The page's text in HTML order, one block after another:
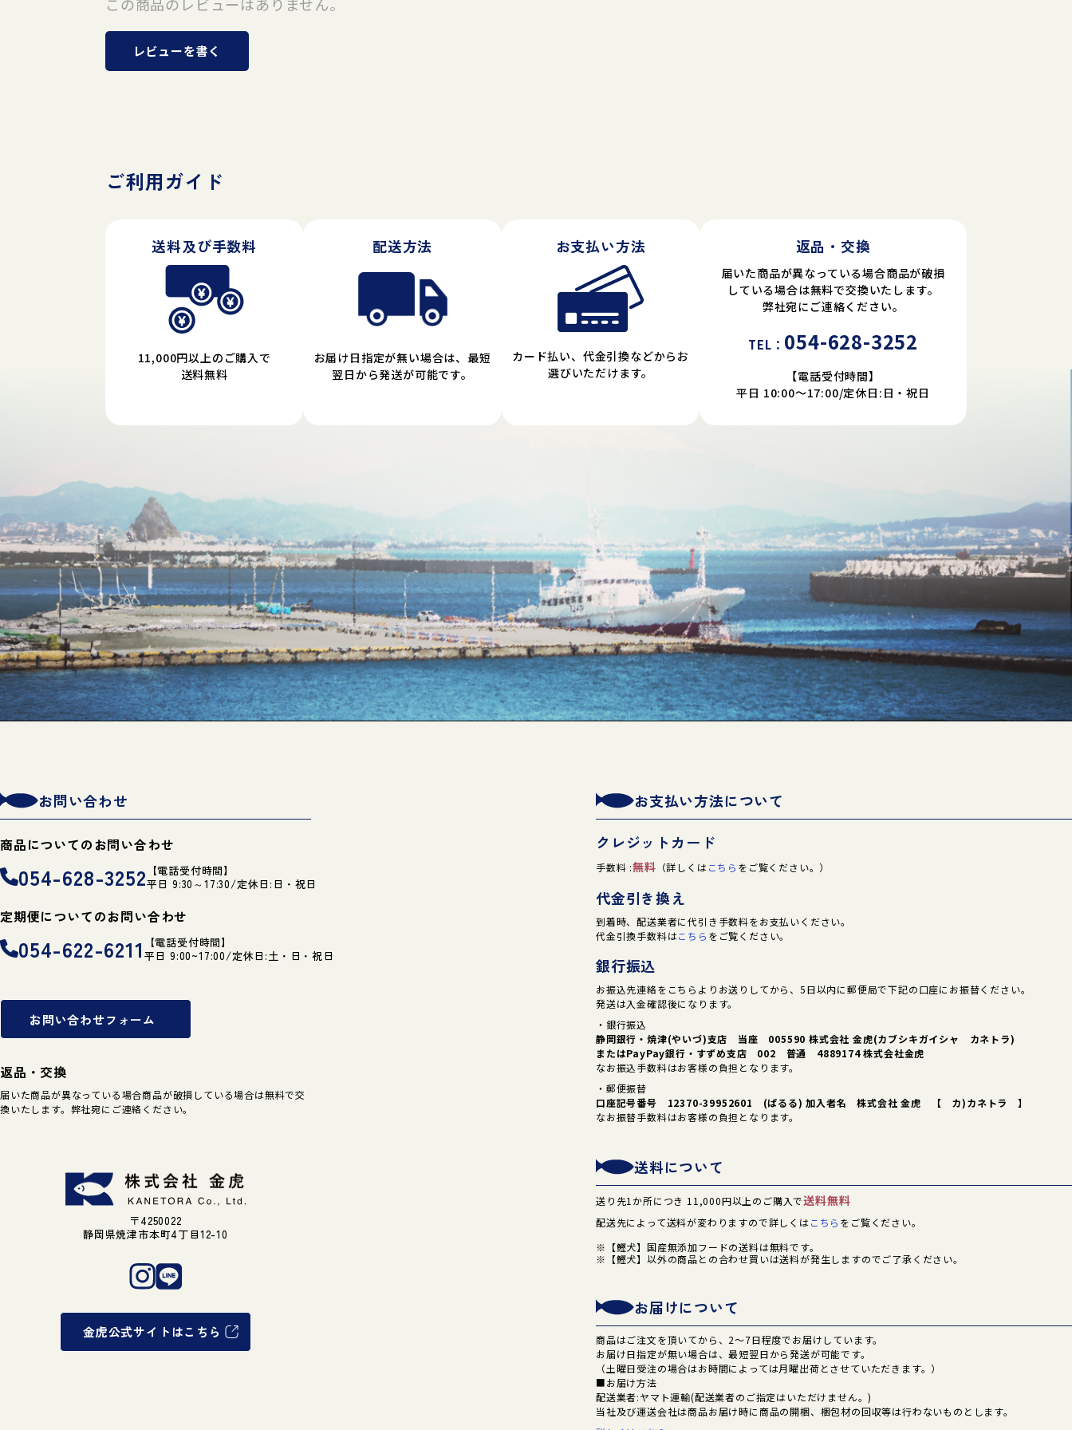
レビューを書く
ご利用ガイド
送料及び手数料
11,000円以上のご購入で
送料無料
配送方法
お届け日指定が無い場合は、最短
翌日から発送が可能です。
お支払い方法
カード払い、代金引換などからお
選びいただけます。
返品・交換
届いた商品が異なっている場合商品が破損
している場合は無料で交換いたします。
弊社宛にご連絡ください。
TEL： 054-628-3252
【電話受付時間】
平日 10:00～17:00/定休日:日・祝日
お問い合わせ
商品についてのお問い合わせ
054-628-3252 【電話受付時間】
平日 9:30～17:30/定休日:日・祝日
定期便についてのお問い合わせ
054-622-6211
【電話受付時間】
平日 9:00~17:00/定休日:土・日・祝日
お問い合わせフォーム
返品・交換
届いた商品が異なっている場合商品が破損している場合は無料で交
換いたします。弊社宛にご連絡ください。
〒4250022
静岡県焼津市本町4丁目12-10
金虎公式サイトはこちら
お支払い方法について
クレジットカード
手数料 :無料 （詳しくはこちら をご覧ください。）
代金引き換え
到着時、配送業者に代引き手数料をお支払いください。
代金引換手数料はこちら をご覧ください。
銀行振込
お振込先連絡をこちらよりお送りしてから、5日以内に郵便局で下記の口座にお振替ください。
発送は入金確認後になります。
・銀行振込
静岡銀行・焼津(やいづ)支店 当座 005590 株式会社 金虎(カブシキガイシャ カネトラ)
またはPayPay銀行・すずめ支店 002 普通 4889174 株式会社金虎
なお振込手数料はお客様の負担となります。
・郵便振替
口座記号番号 12370-39952601 (ぱるる) 加入者名 株式会社 金虎 【 カ)カネトラ 】
なお振替手数料はお客様の負担となります。
送料について
送り先1か所につき 11,000円以上のご購入で送料無料
配送先によって送料が変わりますので詳しくはこちら をご覧ください。
【鰹犬】国産無添加フードの送料は無料です。
【鰹犬】以外の商品との合わせ買いは送料が発生しますのでご了承ください。
お届けについて
商品はご注文を頂いてから、2～7日程度でお届けしています。
お届け日指定が無い場合は、最短翌日から発送が可能です。
（土曜日受注の場合はお時間によっては月曜出荷とさせていただきます。）
■お届け方法
配送業者:ヤマト運輸(配送業者のご指定はいただけません。)
当社及び運送会社は商品お届け時に商品の開梱、梱包材の回収等は行わないものとします。